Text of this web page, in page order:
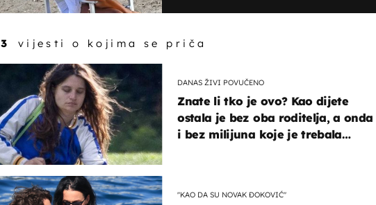
3 vijesti o kojima se priča
DANAS ŽIVI POVUČENO
Znate li tko je ovo? Kao dijete
ostala je bez oba roditelja, a onda
i bez milijuna koje je trebala
"KAO DA SU NOVAK ĐOKOVIĆ"